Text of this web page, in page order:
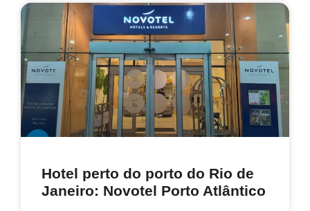
Hotel perto do porto do Rio de
Janeiro: Novotel Porto Atlântico